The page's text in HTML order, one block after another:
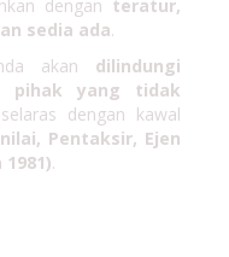
dengan teratur,
sedia ada.
akan dilindungi
pihak yang tidak
dengan kawal
Pentaksir, Ejen
.